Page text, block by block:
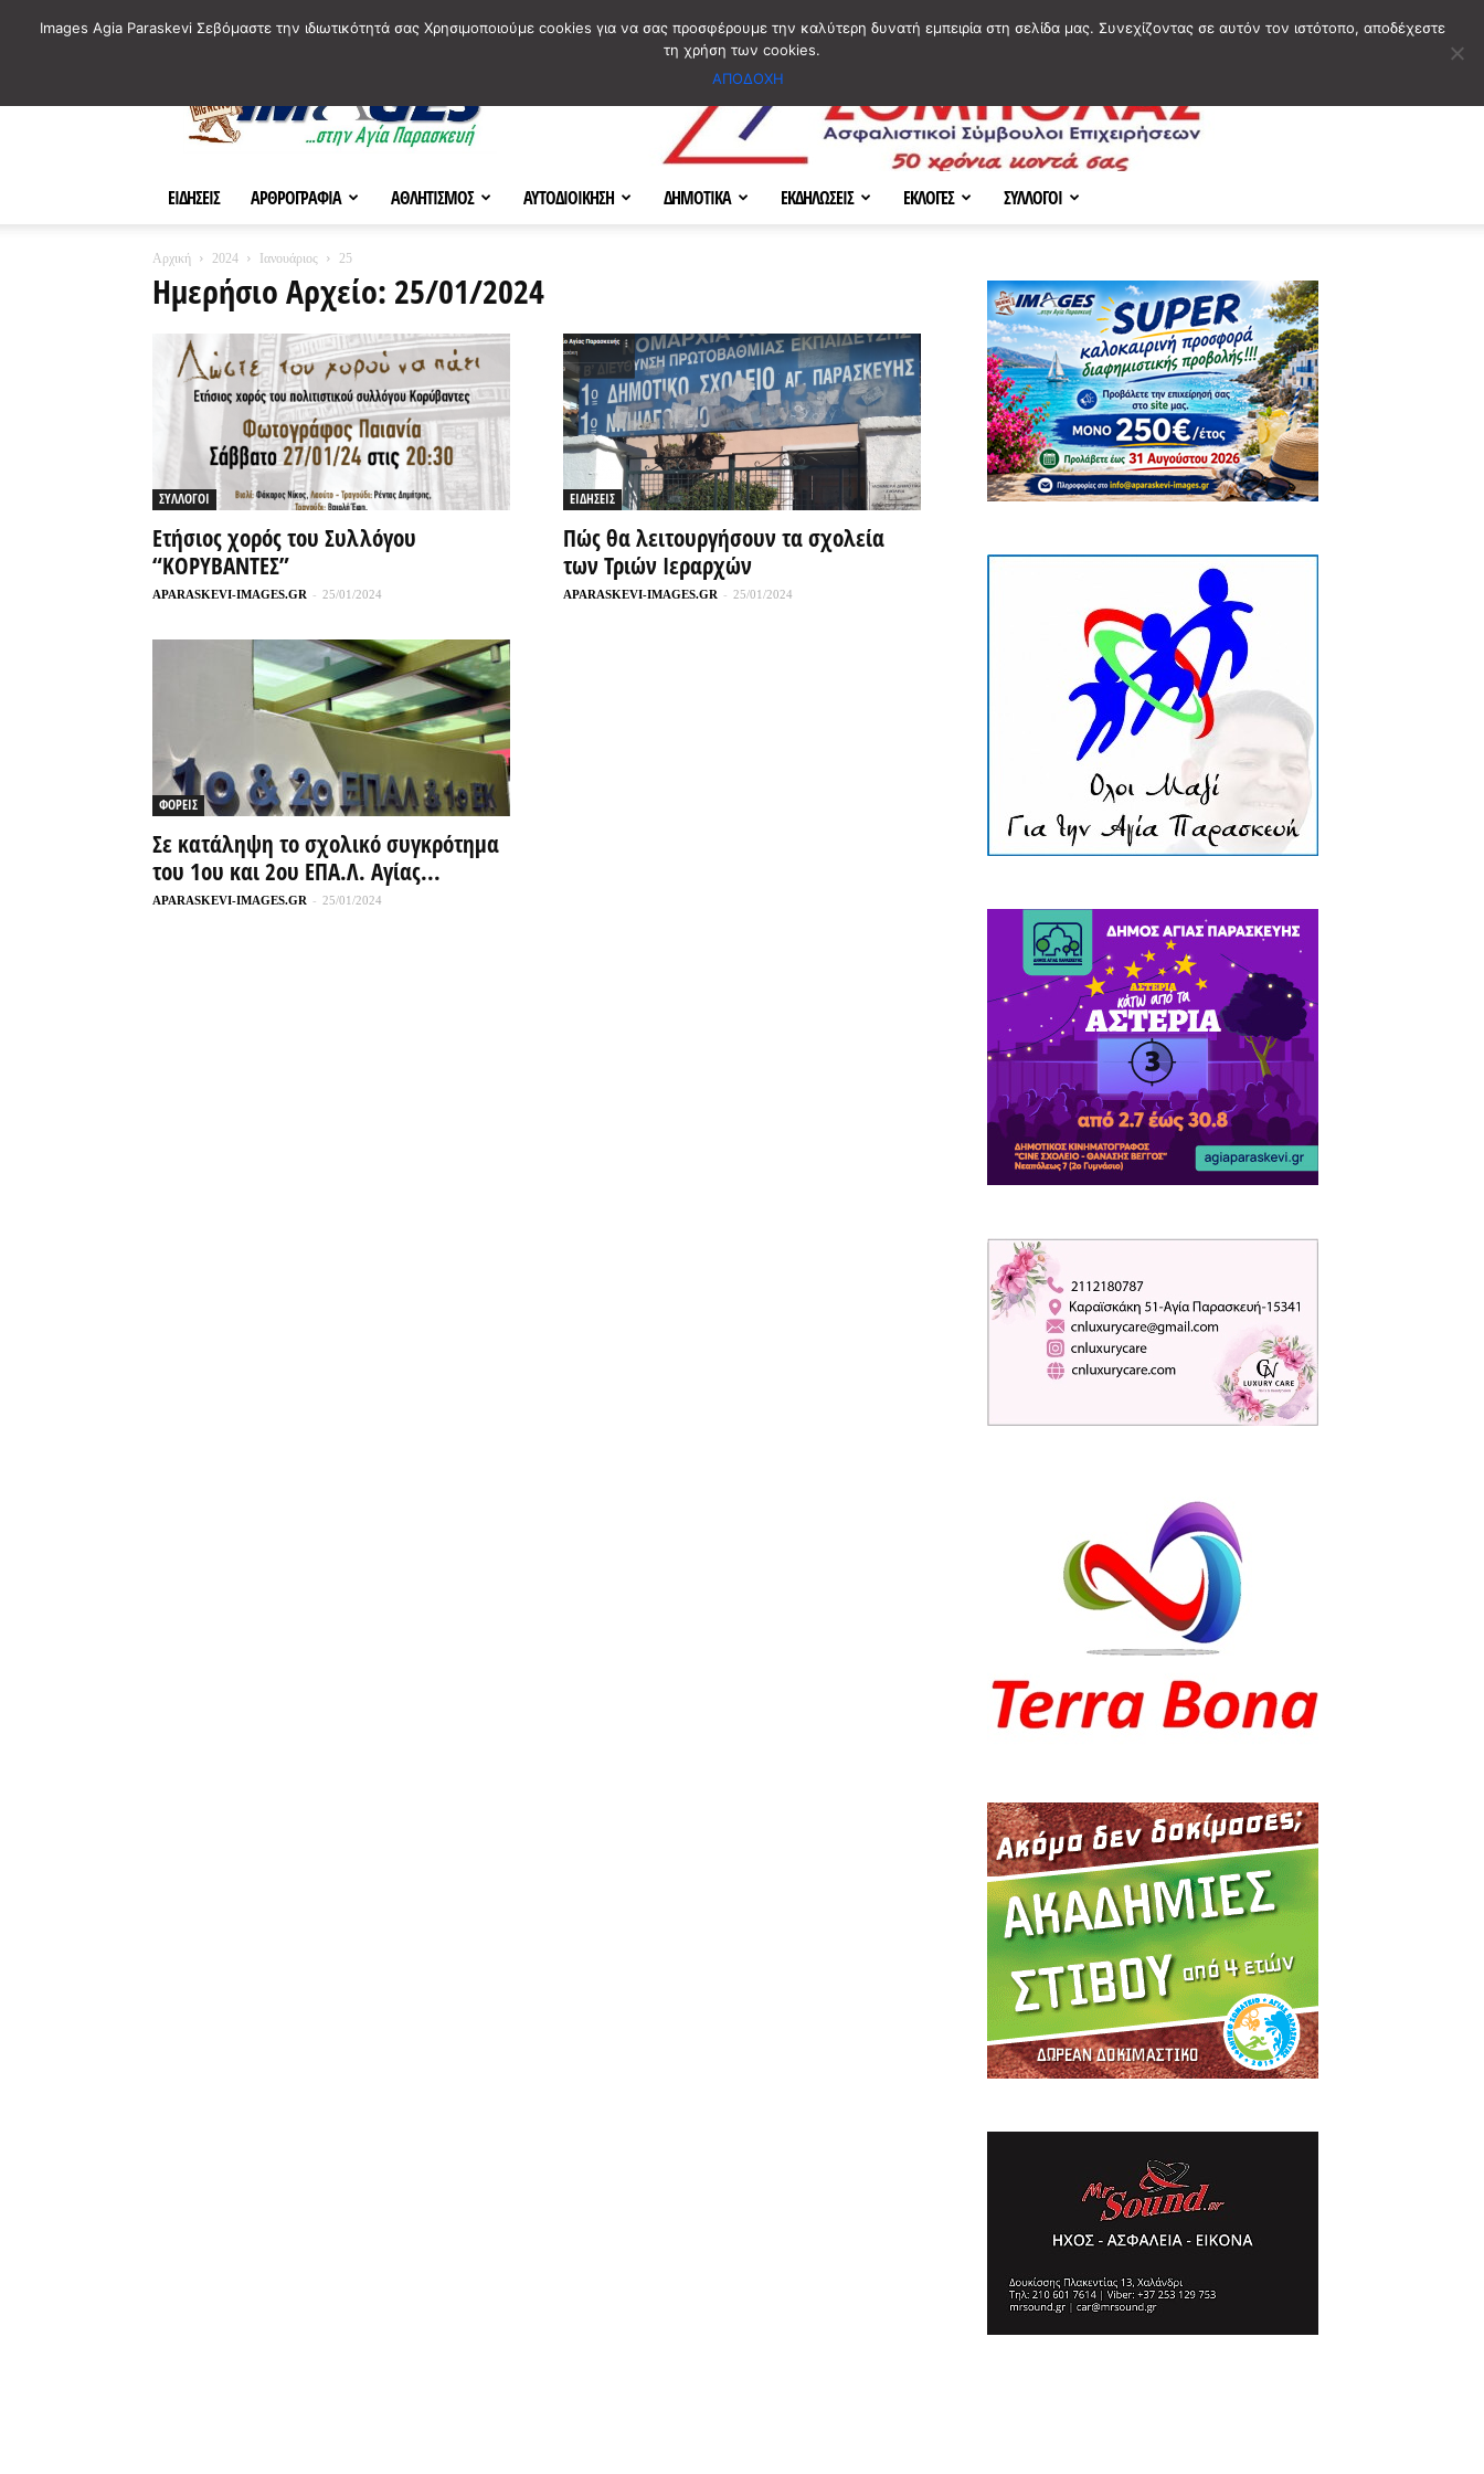
ΕΙΔΗΣΕΙΣ ΑΡΘΡΟΓΡΑΦΙΑ ΑΘΛΗΤΙΣΜΟΣ ΑΥΤΟΔΙΟΙΚΗΣΗ ΔΗΜΟΤΙΚΑ ΕΚΔΗΛΩΣΕΙΣ ΕΚΛΟΓΕΣ ΣΥΛΛΟΓΟΙ
Αρχική 2024 Ιανουάριος 25
Ημερήσιο Αρχείο: 25/01/2024
ΣΥΛΛΟΓΟΙ
Ετήσιος χορός του Συλλόγου
“ΚΟΡΥΒΑΝΤΕΣ”
APARASKEVI-IMAGES.GR - 25/01/2024
ΕΙΔΗΣΕΙΣ
Πώς θα λειτουργήσουν τα σχολεία
των Τριών Ιεραρχών
APARASKEVI-IMAGES.GR - 25/01/2024
ΦΟΡΕΙΣ
Σε κατάληψη το σχολικό συγκρότημα
του 1ου και 2ου ΕΠΑ.Λ. Αγίας...
APARASKEVI-IMAGES.GR - 25/01/2024
Images Agia Paraskevi Σεβόμαστε την ιδιωτικότητά σας Χρησιμοποιούμε cookies για να σας προσφέρουμε την καλύτερη δυνατή εμπειρία στη σελίδα μας. Συνεχίζοντας σε αυτόν τον ιστότοπο, αποδέχεστε
τη χρήση των cookies.
ΑΠΟΔΟΧΗ